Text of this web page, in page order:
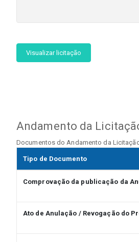
Visualizar licitação
Andamento da
Documentos do Andamento da
Tipo de Documento
Comprovação da publicação da
Ato de Anulação / Revogação do